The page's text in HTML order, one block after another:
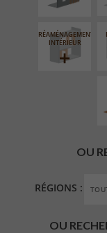
RÉAMÉNAGEMENT
INTÉRIEUR
OU
RÉGIONS :
OU